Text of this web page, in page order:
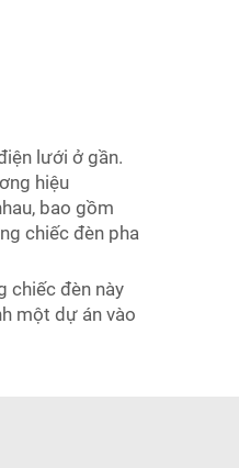
lưới ở gần.
hiệu
bao gồm
chiếc đèn pha
chiếc đèn này
một dự án vào